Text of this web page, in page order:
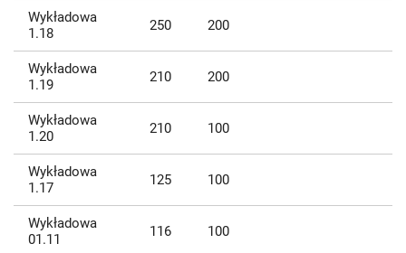
Wykładowa
1.18
250 200
Wykładowa
1.19
210 200
Wykładowa
1.20
210 100
Wykładowa
1.17
125 100
Wykładowa
01.11
116 100